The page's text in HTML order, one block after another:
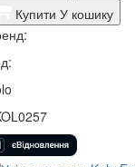
Купити У кошику